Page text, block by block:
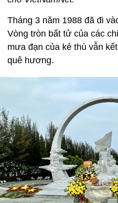
Tháng 3 năm 1988 đã đi
Vòng tròn bất tử của các
mưa đạn của kẻ thù vẫn
quê hương.